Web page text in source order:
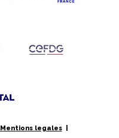
Mentions legales